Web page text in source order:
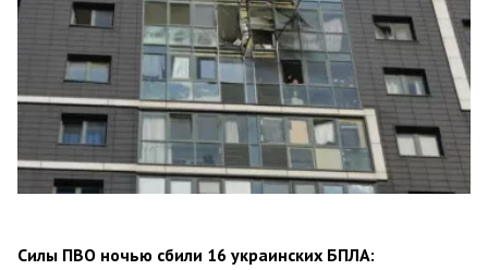
Силы ПВО ночью сбили 16 украинских БПЛА: